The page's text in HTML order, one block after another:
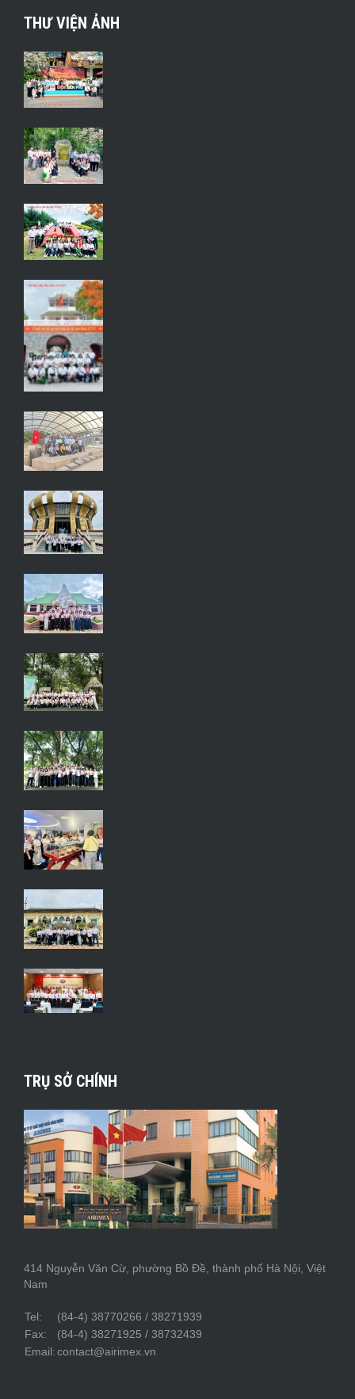
THƯ VIỆN ẢNH
TRỤ SỞ CHÍNH
414 Nguyễn Văn Cừ, phường Bồ Đề, thành phố Hà Nội, Việt
Nam
Tel:
(84-4) 38770266 / 38271939
Fax:
(84-4) 38271925 / 38732439
Email:contact@airimex.vn